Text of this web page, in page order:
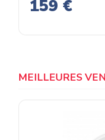
MEILLEURES
159 €